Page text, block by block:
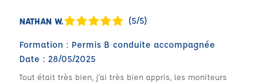
NATHAN W. (5/5)
Formation : Permis B conduite accompagnée
Date : 28/05/2025
Tout était très bien, j’ai très bien appris, les moniteurs